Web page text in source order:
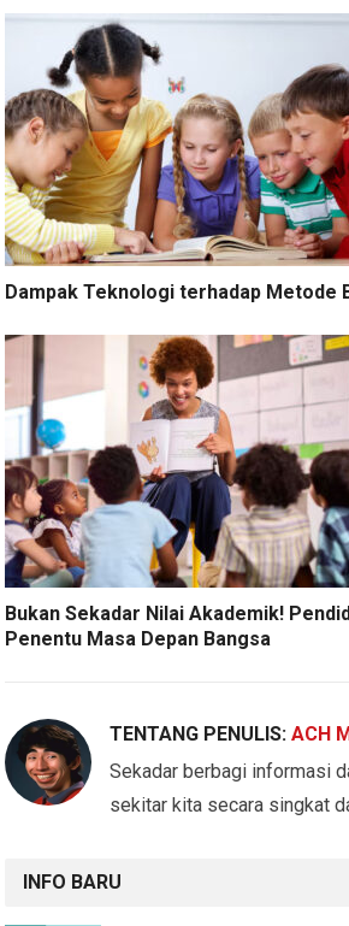
Dampak Teknologi terhadap Metode
Bukan Sekadar Nilai Akademik!
Penentu Masa Depan Bangsa
TENTANG PENULIS:ACH
Sekadar berbagi informasi
sekitar kita secara singkat
INFO BARU